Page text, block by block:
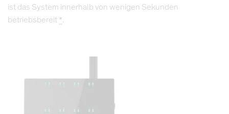
ist das System innerhalb von wenigen Sekunden
betriebsbereit*.